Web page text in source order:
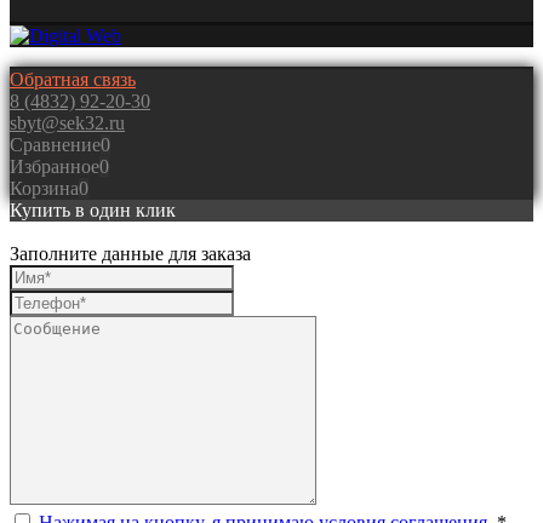
Обратная связь
8 (4832) 92-20-30
sbyt@sek32.ru
Сравнение0
Избранное0
Корзина0
Купить в один клик
Заполните данные для заказа